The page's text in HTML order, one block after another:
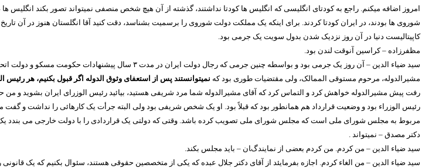
امروز اضافه میکنم. راجع به کودتای انگلیسی که انگلیس ها کودتا نداشتند، گذشته از آن هیچ شخص منصفی نمیتواند تصور بکند
شوروی ها بودند، در ایران کودتا کردند. برای اینکه یک مملکت دولت شوروی را برسمیت بشناسد، دقت کنید آقا انگلستان هنوز در آن
کاپیتالیست دنیا در آن روز نزدیک شدن بدول سویت یک جرمی بود.
مظفرزاده – کراسین آنوقت لندن بود.
سید ضیاء الدین – آن روز یک جرمی بود و بواسطه چنین جرمی که رجال دولت ایران در مدت ۳ سال پیشنهادات حکومت مسکو و دولت
مشیرالدوله، مرحوم مستوقی الممالک، ولی مقتضیات طوری بود که نمیتوانستند پس از استعفای وثوق الدوله اگر قبول بکنیم، هر
رفت پیش مشیرالدوله خواهش کرد و التماس کرد که آقای مشیرالدوله شما مرد شریفی هستید، بیائید رئیس الوزرای ایران بشوید
رئیس الوزراء بود و وضعیت قرارداد هم همانطور بود که قبلاً بود. او یک شخص شریفی بود ولی البته جرأت یک کارهائی را
مربوط به مجلس شورای ملی است که مجلس شورای ملی تصویب کرده باشد. وقتی که دولتی یک قراردادی را با دولت خارجی می بندد یک
دکتر مصدق – نمیتواند .
سید ضیاء الدین – من کردم. من کردم بعضی از نمایندگان – باید مجلس بکند.
سید ضیاء الدین – من الغاء کردم. اجازه بفرمایئد از آقای دکتر جلال عبده که یکی از متخصصین حقوقی هستند، سئوال بکنیم که یک